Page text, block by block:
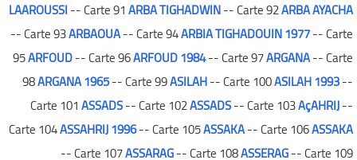
LAAROUSSI-- Carte 91ARBA TIGHADWIN-- Carte 92ARBA AYACHA
-- Carte 93ARBAOUA-- Carte 94ARBIA TIGHADOUIN 1977-- Carte
95ARFOUD-- Carte 96ARFOUD 1984-- Carte 97ARGANA-- Carte
98ARGANA 1965-- Carte 99ASILAH-- Carte 100ASILAH 1993--
Carte 101ASSADS-- Carte 102ASSADS-- Carte 103AçAHRIJ--
Carte 104ASSAHRIJ 1996-- Carte 105ASSAKA-- Carte 106ASSAKA
-- Carte 107ASSARAG-- Carte 108ASSERAG-- Carte 109